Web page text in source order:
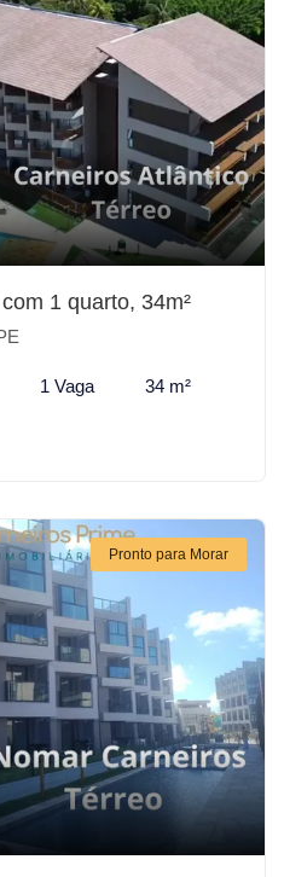
1 quarto, 34m²
1 Vaga 34 m²
Pronto para Morar